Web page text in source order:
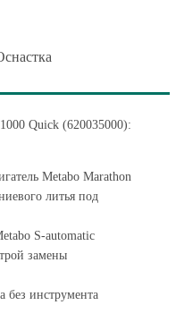
Quick (620035000):
Metabo Marathon
литья под
S-automatic
замены
без инструмента